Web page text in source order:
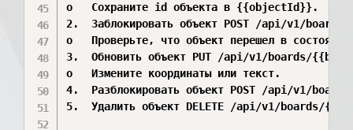
o	Сохраните id объекта в {{objectId}}.
2.	Заблокировать объект POST /api/v1/boards/{{boardId}}/objects/{{objectId}}/focus
o	Проверьте, что объект перешел в состояние редактирования.
3.	Обновить объект PUT /api/v1/boards/{{boardId}}/objects/{{objectId}}
o	Измените координаты или текст.
4.	Разблокировать объект POST /api/v1/boards/{{boardId}}/objects/{{objectId}}/blur
5.	Удалить объект DELETE /api/v1/boards/{{boardId}}/objects/{{objectId}}